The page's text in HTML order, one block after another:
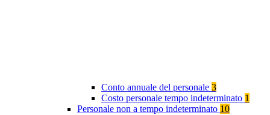
Conto annuale del personale 3
Costo personale tempo indeterminato 1
Personale non a tempo indeterminato 10